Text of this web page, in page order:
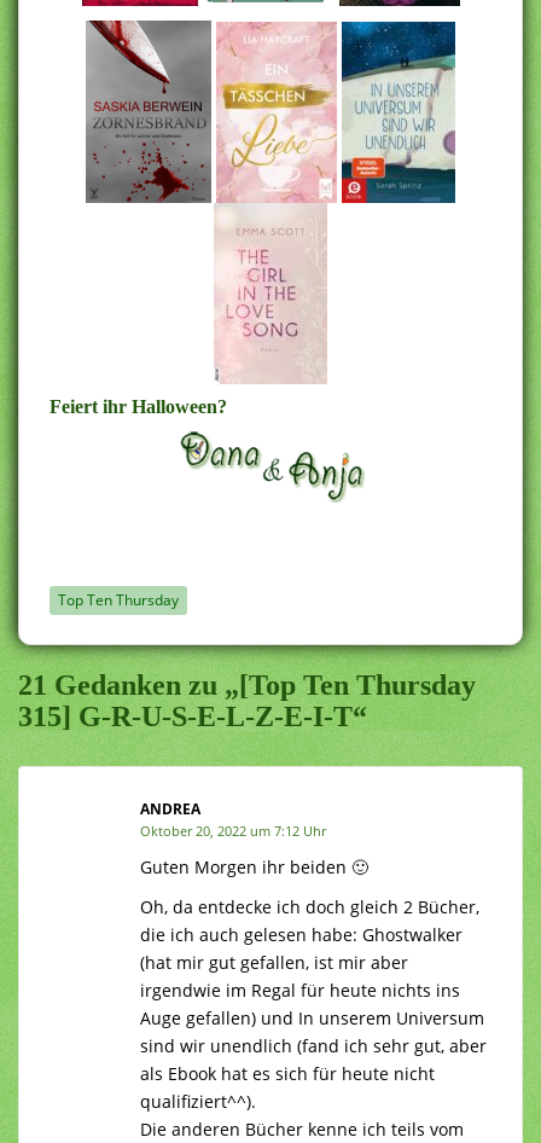
Feiert ihr Halloween?
Top Ten Thursday
21 Gedanken zu „[Top Ten Thursday
315] G-R-U-S-E-L-Z-E-I-T“
ANDREA
Oktober 20, 2022 um 7:12 Uhr
Guten Morgen ihr beiden 🙂
Oh, da entdecke ich doch gleich 2 Bücher,
die ich auch gelesen habe: Ghostwalker
(hat mir gut gefallen, ist mir aber
irgendwie im Regal für heute nichts ins
Auge gefallen) und In unserem Universum
sind wir unendlich (fand ich sehr gut, aber
als Ebook hat es sich für heute nicht
qualifiziert^^).
Die anderen Bücher kenne ich teils vom